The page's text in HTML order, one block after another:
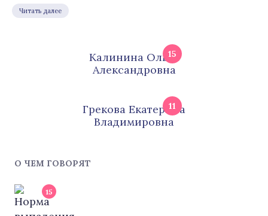
Читать далее
15
Кaлининa Oльгa
Aлексaндровна
11
Грeкoва Eкатeринa
Влaдимирoвна
О ЧЕМ ГОВОРЯТ
15